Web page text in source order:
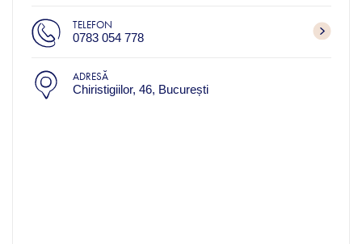
TELEFON
0783 054 778
ADRESĂ
Chiristigiilor, 46, București